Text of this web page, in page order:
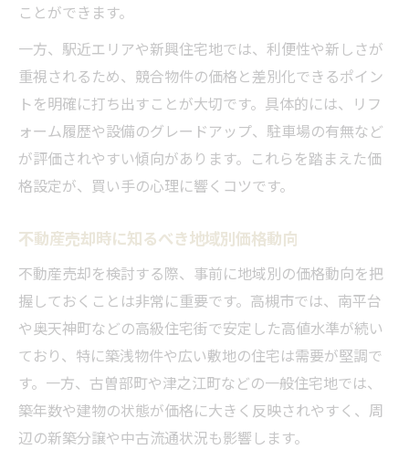
ことができます。
一方、駅近エリアや新興住宅地では、利便性や新しさが
重視されるため、競合物件の価格と差別化できるポイン
トを明確に打ち出すことが大切です。具体的には、リフ
ォーム履歴や設備のグレードアップ、駐車場の有無など
が評価されやすい傾向があります。これらを踏まえた価
格設定が、買い手の心理に響くコツです。
不動産売却時に知るべき地域別価格動向
不動産売却を検討する際、事前に地域別の価格動向を把
握しておくことは非常に重要です。高槻市では、南平台
や奥天神町などの高級住宅街で安定した高値水準が続い
ており、特に築浅物件や広い敷地の住宅は需要が堅調で
す。一方、古曽部町や津之江町などの一般住宅地では、
築年数や建物の状態が価格に大きく反映されやすく、周
辺の新築分譲や中古流通状況も影響します。